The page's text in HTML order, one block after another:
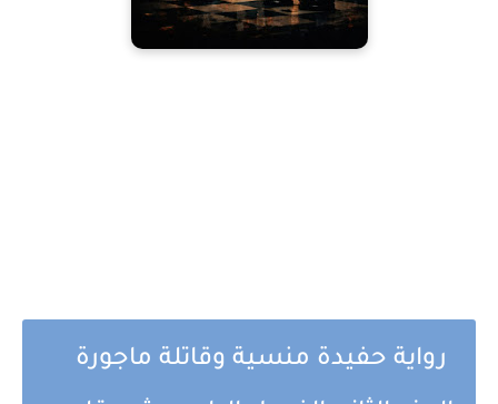
رواية حفيدة منسية وقاتلة ماجورة